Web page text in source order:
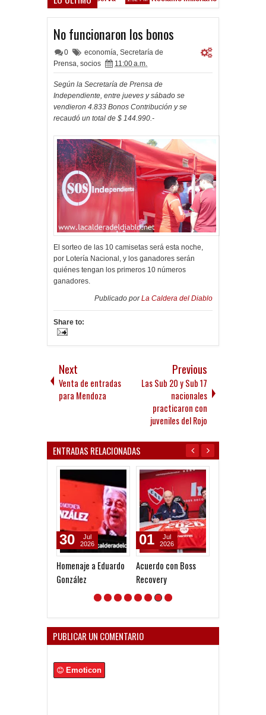
No funcionaron los bonos
0 economía, Secretaría de
Prensa, socios 11:00 a.m.
Según la Secretaría de Prensa de
Independiente, entre jueves y sábado se
vendieron 4.833 Bonos Contribución y se
recaudó un total de $ 144.990.-
El sorteo de las 10 camisetas será esta noche,
por Lotería Nacional, y los ganadores serán
quiénes tengan los primeros 10 números
ganadores.
Publicado porLa Caldera del Diablo
Share to:
Next
Venta de entradas
para Mendoza
Previous
Las Sub 20 y Sub 17
nacionales
practicaron con
juveniles del Rojo
ENTRADAS RELACIONADAS
Homenaje a Eduardo
González
30
Jul
2026
Acuerdo con Boss
Recovery
01
Jul
2026
PUBLICAR UN COMENTARIO
Emoticon